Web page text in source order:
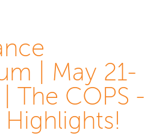
| May 21-
The COPS -